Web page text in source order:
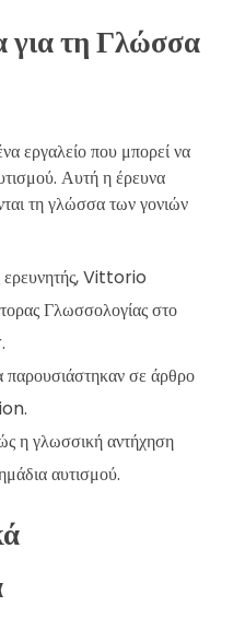
τη Γλώσσα
εργαλείο που μπορεί να
Αυτή η έρευνα
τη γλώσσα των γονιών
Vittorio
Γλωσσολογίας στο
σε άρθρο
η γλωσσική αντήχηση
αυτισμού.